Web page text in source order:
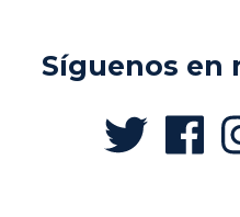
Síguenos en